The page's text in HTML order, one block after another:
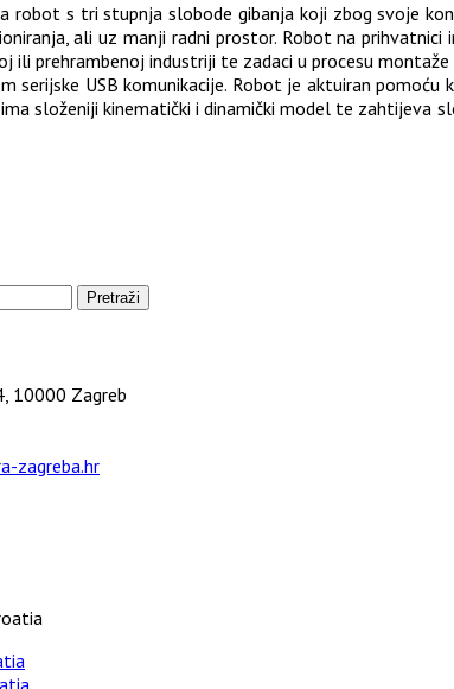
robot s tri stupnja slobode gibanja koji zbog svoje
ali uz manji radni prostor. Robot na prihvatnici
ili prehrambenoj industriji te zadaci u procesu
serijske USB komunikacije. Robot je aktuiran
složeniji kinematički i dinamički model te
10000 Zagreb
zagreba.hr